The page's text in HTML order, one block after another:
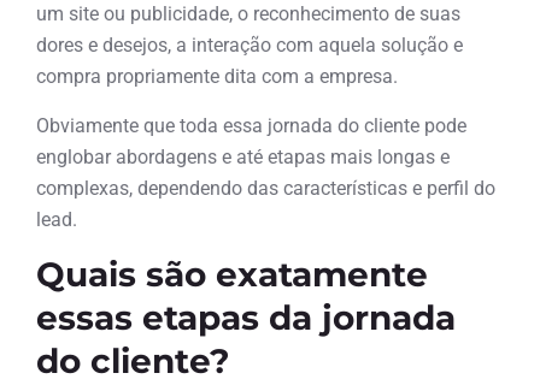
um site ou publicidade, o reconhecimento de suas
dores e desejos, a interação com aquela solução e
compra propriamente dita com a empresa.
Obviamente que toda essa jornada do cliente pode
englobar abordagens e até etapas mais longas e
complexas, dependendo das características e perfil do
lead.
Quais são exatamente
essas etapas da jornada
do cliente?